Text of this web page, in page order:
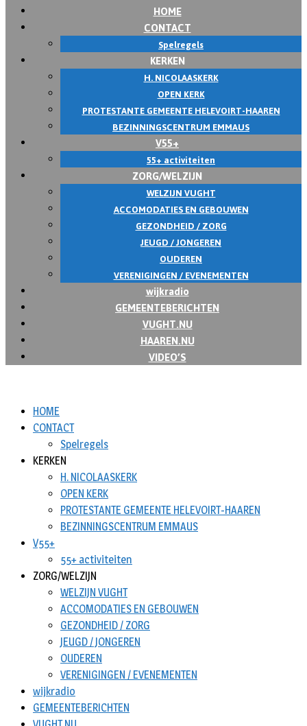
HOME
CONTACT
Spelregels
KERKEN
H. NICOLAASKERK
OPEN KERK
PROTESTANTE GEMEENTE HELEVOIRT-HAAREN
BEZINNINGSCENTRUM EMMAUS
V55+
55+ activiteiten
ZORG/WELZIJN
WELZIJN VUGHT
ACCOMODATIES EN GEBOUWEN
GEZONDHEID / ZORG
JEUGD / JONGEREN
OUDEREN
VERENIGINGEN / EVENEMENTEN
wijkradio
GEMEENTEBERICHTEN
VUGHT.NU
HAAREN.NU
VIDEO’S
HOME
CONTACT
Spelregels
KERKEN
H. NICOLAASKERK
OPEN KERK
PROTESTANTE GEMEENTE HELEVOIRT-HAAREN
BEZINNINGSCENTRUM EMMAUS
V55+
55+ activiteiten
ZORG/WELZIJN
WELZIJN VUGHT
ACCOMODATIES EN GEBOUWEN
GEZONDHEID / ZORG
JEUGD / JONGEREN
OUDEREN
VERENIGINGEN / EVENEMENTEN
wijkradio
GEMEENTEBERICHTEN